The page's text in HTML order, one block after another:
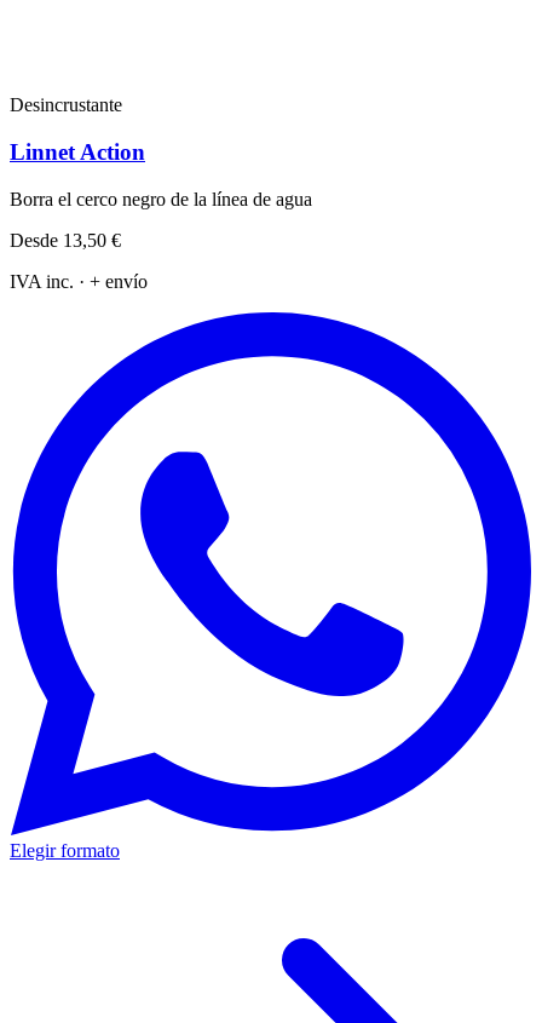
Desincrustante
Linnet Action
Borra el cerco negro de la línea de agua
Desde 13,50 €
IVA inc. · + envío
Elegir formato